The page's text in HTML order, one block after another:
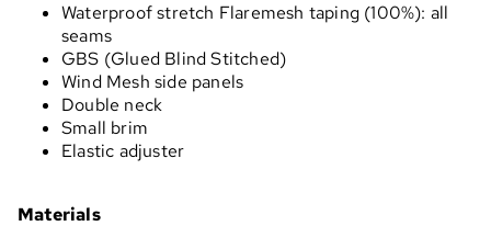
Waterproof stretch Flaremesh taping (100%): all
seams
GBS (Glued Blind Stitched)
Wind Mesh side panels
Double neck
Small brim
Elastic adjuster
Materials